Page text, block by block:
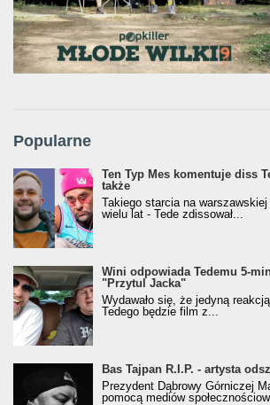
Popularne
Ten Typ Mes komentuje diss
także
Takiego starcia na warszawskiej
wielu lat - Tede zdissował...
Wini odpowiada Tedemu 5-
"Przytul Jacka"
Wydawało się, że jedyną
Tedego będzie film z...
Bas Tajpan R.I.P. - artysta
Prezydent Dąbrowy Górniczej
pomocą mediów